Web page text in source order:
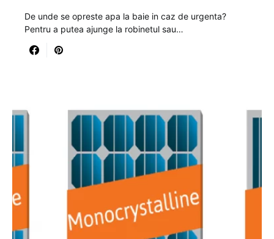
De unde se opreste apa la baie in caz de urgenta?
Pentru a putea ajunge la robinetul sau…